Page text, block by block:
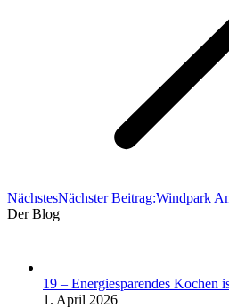
NächstesNächster Beitrag:Windpark
Der Blog
19 – Energiesparendes Kochen
1. April 2026